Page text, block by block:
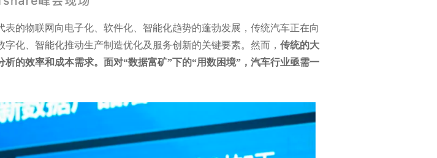
的物联网向电子化、软件化、智能化趋势的蓬勃发展，传统汽车正在向
化、智能化推动生产制造优化及服务创新的关键要素。然而， 传统的大
的效率和成本需求。面对“数据富矿”下的“用数困境”，汽车行业亟需一